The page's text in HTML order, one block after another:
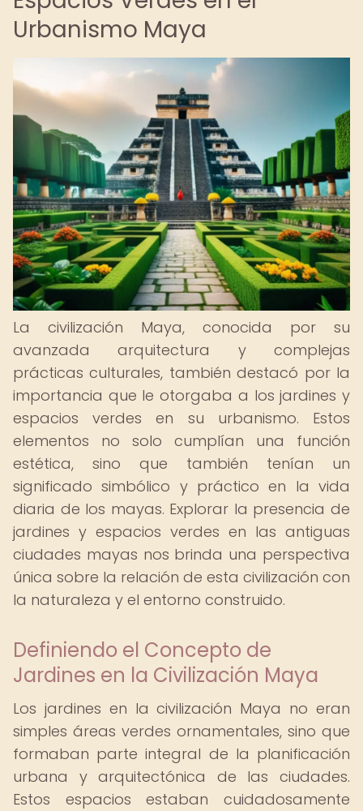
Urbanismo Maya
La civilización Maya, conocida por su
avanzada arquitectura y complejas
prácticas culturales, también destacó por la
importancia que le otorgaba a los jardines y
espacios verdes en su urbanismo. Estos
elementos no solo cumplían una función
estética, sino que también tenían un
significado simbólico y práctico en la vida
diaria de los mayas. Explorar la presencia de
jardines y espacios verdes en las antiguas
ciudades mayas nos brinda una perspectiva
única sobre la relación de esta civilización con
la naturaleza y el entorno construido.
Definiendo el Concepto de
Jardines en la Civilización Maya
Los jardines en la civilización Maya no eran
simples áreas verdes ornamentales, sino que
formaban parte integral de la planificación
urbana y arquitectónica de las ciudades.
Estos espacios estaban cuidadosamente